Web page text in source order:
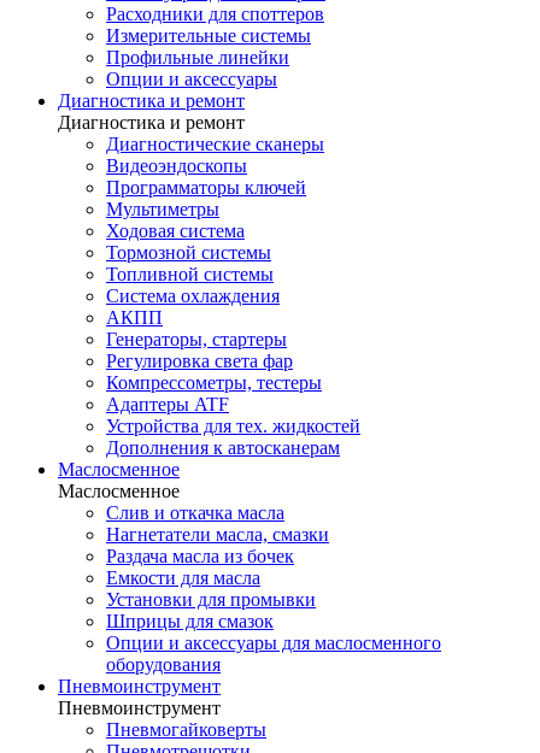
Расходники для споттеров
Измерительные системы
Профильные линейки
Опции и аксессуары
Диагностика и ремонт
Диагностика и ремонт
Диагностические сканеры
Видеоэндоскопы
Программаторы ключей
Мультиметры
Ходовая система
Тормозной системы
Топливной системы
Система охлаждения
АКПП
Генераторы, стартеры
Регулировка света фар
Компрессометры, тестеры
Адаптеры ATF
Устройства для тех. жидкостей
Дополнения к автосканерам
Маслосменное
Маслосменное
Слив и откачка масла
Нагнетатели масла, смазки
Раздача масла из бочек
Емкости для масла
Установки для промывки
Шприцы для смазок
Опции и аксессуары для маслосменного
оборудования
Пневмоинструмент
Пневмоинструмент
Пневмогайковерты